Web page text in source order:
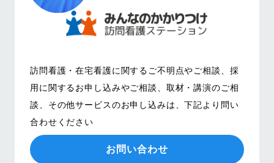
訪問看護・在宅看護に関するご不明点やご相談、 採
用に関するお申し込みやご相談、取材・講演のご相
談、その他サービスのお申し込みは、下記より問い
合わせください
お問い合わせ